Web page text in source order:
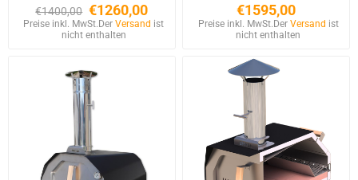
€1400,00 €1260,00
Preise inkl. MwSt.DerVersand ist
nicht enthalten
€1595,00
Preise inkl. MwSt.Der Versand ist
nicht enthalten